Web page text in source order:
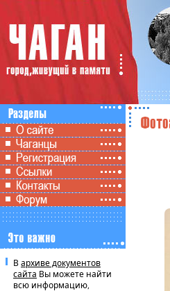
В архиве документов
сайта Вы можете найти
всю информацию,